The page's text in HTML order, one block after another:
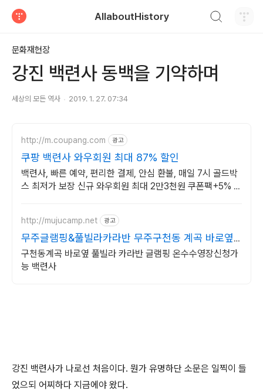
AllaboutHistory
문화재현장
강진 백련사 동백을 기약하며
세상의 모든 역사 2019. 1. 27. 07:34
http://m.coupang.com 광고
쿠팡 백련사 와우회원 최대 87% 할인
백련사, 빠른 예약, 편리한 결제, 안심 환불, 매일 7시 골드박
스 최저가 보장 신규 와우회원 최대 2만3천원 쿠폰팩+5% 추
http://mujucamp.net 광고
무주글램핑&풀빌라카라반 무주구천동 계곡 바로옆
위치
구천동계곡 바로옆 풀빌라 카라반 글램핑 온수수영장신청가
능 백련사
강진 백련사가 나로선 처음이다. 뭔가 유명하단 소문은 일찍이 들
었으되 어찌하다 지금에야 왔다.